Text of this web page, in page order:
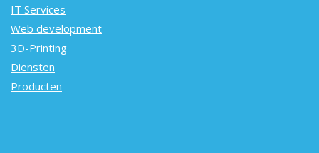
IT Services
Web development
3D-Printing
Diensten
Producten